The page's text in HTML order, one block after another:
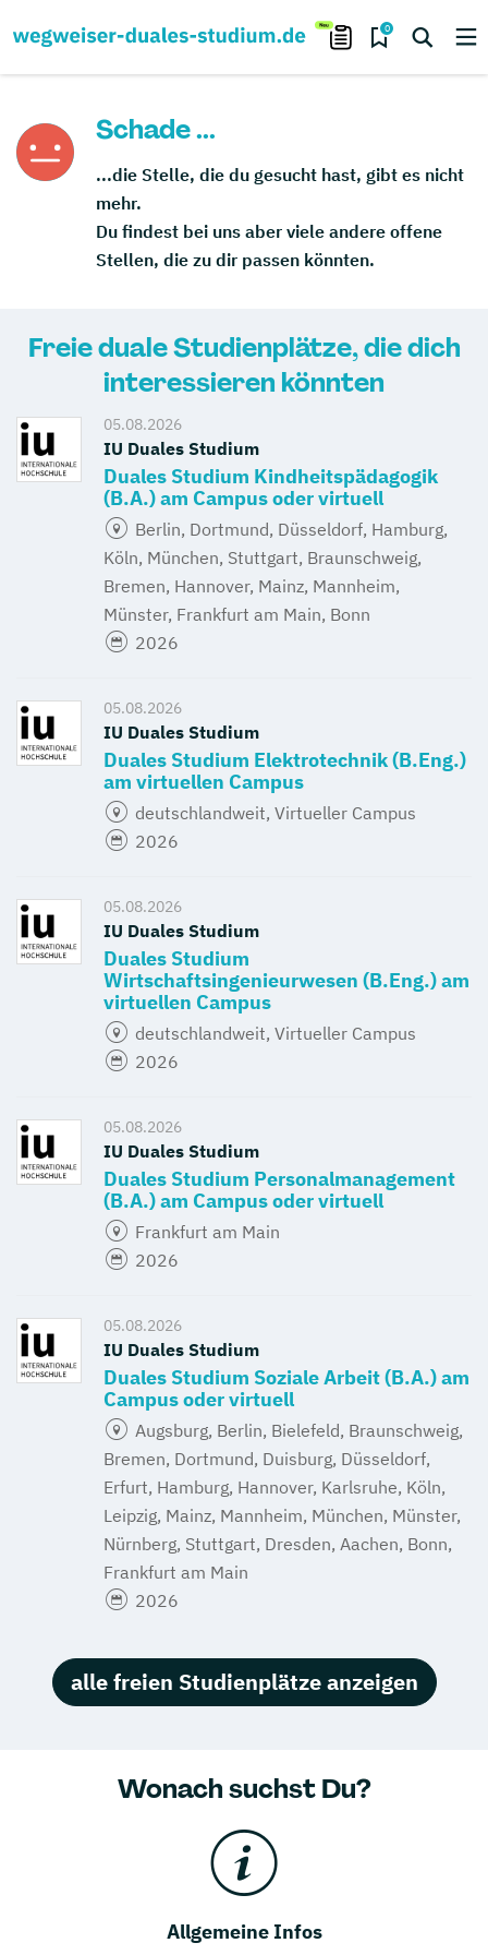
0
Schade ...
...die Stelle, die du gesucht hast, gibt es nicht
mehr.
Du findest bei uns aber viele andere offene
Stellen, die zu dir passen könnten.
Freie duale Studienplätze, die dich
interessieren könnten
05.08.2026
IU Duales Studium
Duales Studium Kindheitspädagogik
(B.A.) am Campus oder virtuell
Berlin, Dortmund, Düsseldorf, Hamburg,
Köln, München, Stuttgart, Braunschweig,
Bremen, Hannover, Mainz, Mannheim,
Münster, Frankfurt am Main, Bonn
2026
05.08.2026
IU Duales Studium
Duales Studium Elektrotechnik (B.Eng.)
am virtuellen Campus
deutschlandweit, Virtueller Campus
2026
05.08.2026
IU Duales Studium
Duales Studium
Wirtschaftsingenieurwesen (B.Eng.) am
virtuellen Campus
deutschlandweit, Virtueller Campus
2026
05.08.2026
IU Duales Studium
Duales Studium Personalmanagement
(B.A.) am Campus oder virtuell
Frankfurt am Main
2026
05.08.2026
IU Duales Studium
Duales Studium Soziale Arbeit (B.A.) am
Campus oder virtuell
Augsburg, Berlin, Bielefeld, Braunschweig,
Bremen, Dortmund, Duisburg, Düsseldorf,
Erfurt, Hamburg, Hannover, Karlsruhe, Köln,
Leipzig, Mainz, Mannheim, München, Münster,
Nürnberg, Stuttgart, Dresden, Aachen, Bonn,
Frankfurt am Main
2026
alle freien Studienplätze anzeigen
Wonach suchst Du?
Allgemeine Infos